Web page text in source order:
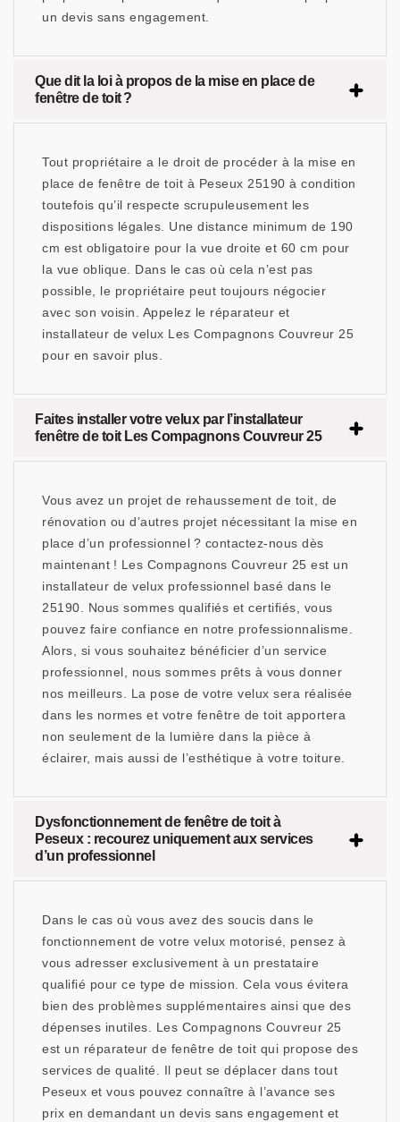
un devis sans engagement.
Que dit la loi à propos de la mise en place de
fenêtre de toit ?
Tout propriétaire a le droit de procéder à la mise en
place de fenêtre de toit à Peseux 25190 à condition
toutefois qu’il respecte scrupuleusement les
dispositions légales. Une distance minimum de 190
cm est obligatoire pour la vue droite et 60 cm pour
la vue oblique. Dans le cas où cela n’est pas
possible, le propriétaire peut toujours négocier
avec son voisin. Appelez le réparateur et
installateur de velux Les Compagnons Couvreur 25
pour en savoir plus.
Faites installer votre velux par l’installateur
fenêtre de toit Les Compagnons Couvreur 25
Vous avez un projet de rehaussement de toit, de
rénovation ou d’autres projet nécessitant la mise en
place d’un professionnel ? contactez-nous dès
maintenant ! Les Compagnons Couvreur 25 est un
installateur de velux professionnel basé dans le
25190. Nous sommes qualifiés et certifiés, vous
pouvez faire confiance en notre professionnalisme.
Alors, si vous souhaitez bénéficier d’un service
professionnel, nous sommes prêts à vous donner
nos meilleurs. La pose de votre velux sera réalisée
dans les normes et votre fenêtre de toit apportera
non seulement de la lumière dans la pièce à
éclairer, mais aussi de l’esthétique à votre toiture.
Dysfonctionnement de fenêtre de toit à
Peseux : recourez uniquement aux services
d’un professionnel
Dans le cas où vous avez des soucis dans le
fonctionnement de votre velux motorisé, pensez à
vous adresser exclusivement à un prestataire
qualifié pour ce type de mission. Cela vous évitera
bien des problèmes supplémentaires ainsi que des
dépenses inutiles. Les Compagnons Couvreur 25
est un réparateur de fenêtre de toit qui propose des
services de qualité. Il peut se déplacer dans tout
Peseux et vous pouvez connaître à l’avance ses
prix en demandant un devis sans engagement et